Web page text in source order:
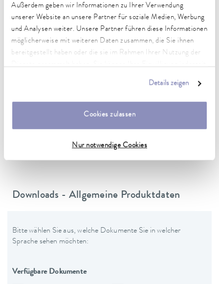
Außerdem geben wir Informationen zu Ihrer Verwendung
unserer Website an unsere Partner für soziale Medien, Werbung
und Analysen weiter. Unsere Partner führen diese Informationen
möglicherweise mit weiteren Daten zusammen, die Sie ihnen
bereitgestellt haben oder die sie im Rahmen Ihrer Nutzung der
Details zeigen
Cookies zulassen
Nur notwendige Cookies
Netzstecker
Netzkabel mit Stecker (SEV 1011, SEV 5934/2, T23)
Netzversorgung
230 V; 50 Hz
Datenblatt Varioshake VS 8 O
Downloads - Allgemeine Produktdaten
Bitte wählen Sie aus, welche Dokumente Sie in welcher
Sprache sehen möchten:
Verfügbare Dokumente